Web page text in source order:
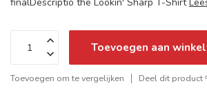
Toevoegen aan
Toevoegen om te vergelijken Deel dit product